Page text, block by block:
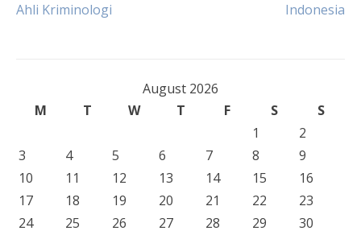
navigation
Ahli Kriminologi
Indonesia
August 2026
M
T W T F S
S
1
2
3
4 5 6 7 8
9
10
11 12 13 14 15
16
17
18 19 20 21 22
23
24
25 26 27 28 29 30